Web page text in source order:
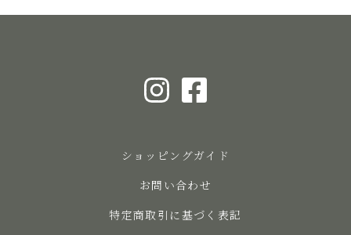
ショッピングガイド
お問い合わせ
特定商取引に基づく表記